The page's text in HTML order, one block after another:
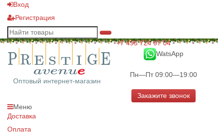
Вход
Регистрация
Оптовый интернет-магазин
+7 495 724 97 04
WatsApp
Пн—Пт 09:00—19:00
Закажите звонок
Меню
Доставка
Оплата